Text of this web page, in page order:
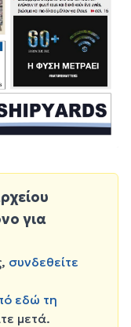
για
συνδεθείτε
εδώ τη
μετά.